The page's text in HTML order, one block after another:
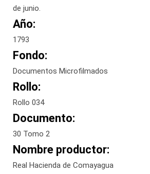
de junio.
Año:
1793
Fondo:
Documentos Microfilmados
Rollo:
Rollo 034
Documento:
30 Tomo 2
Nombre productor:
Real Hacienda de Comayagua